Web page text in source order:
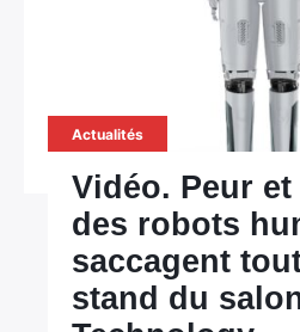
Actualités
Vidéo. Peur
des robots
saccagent
stand du